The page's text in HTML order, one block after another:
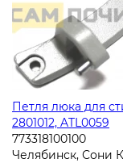
Петля люка для
2801012, ATL0059
773318100100
Челябинск, Сони